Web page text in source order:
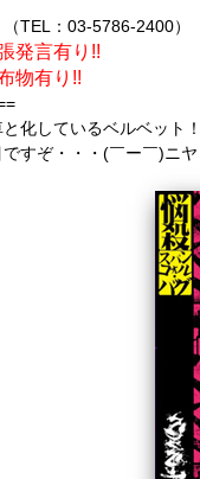
TEL：03-5786-2400）
発言有り!!
物有り!!
化しているベルベット！
すぞ・・・(￣ー￣)ニヤ